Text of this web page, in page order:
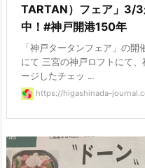
TARTAN）フェア」3/
中！#神戸開港150年
「神戸タータンフェア」の開
にて 三宮の神戸ロフトにて、
ージしたチェッ ...
https://higashinada-